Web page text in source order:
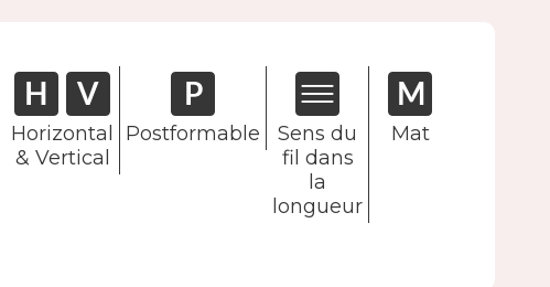
Horizontal
& Vertical
Postformable
Sens du
fil dans
la
longueur
Mat